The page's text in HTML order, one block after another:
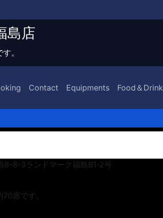
島店
。
Contact Equipments Food＆Drink
8-3ランドマーク福島B1-2号
席です。